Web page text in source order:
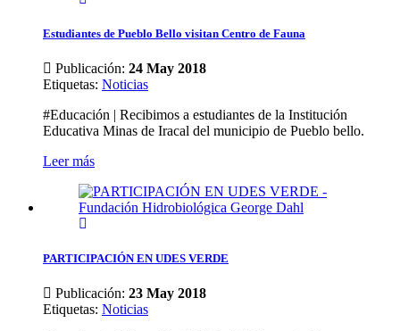
Estudiantes de Pueblo Bello visitan Centro de Fauna
Publicación: 24 May 2018
Etiquetas: Noticias
#Educación | Recibimos a estudiantes de la Institución
Educativa Minas de Iracal del municipio de Pueblo bello.
Leer más
PARTICIPACIÓN EN UDES VERDE
Publicación: 23 May 2018
Etiquetas: Noticias